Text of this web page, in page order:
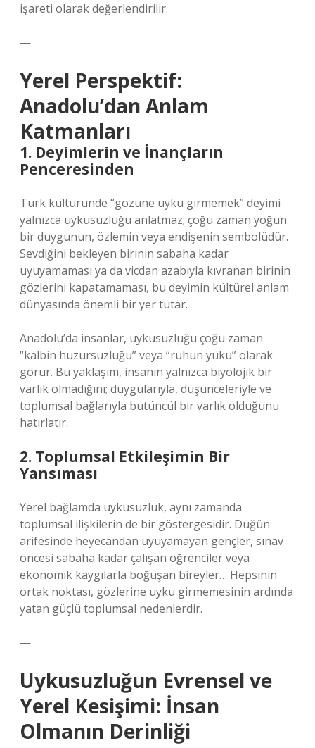
işareti olarak değerlendirilir.
—
Yerel Perspektif:
Anadolu’dan Anlam
Katmanları
1. Deyimlerin ve İnançların
Penceresinden
Türk kültüründe “gözüne uyku girmemek” deyimi
yalnızca uykusuzluğu anlatmaz; çoğu zaman yoğun
bir duygunun, özlemin veya endişenin sembolüdür.
Sevdiğini bekleyen birinin sabaha kadar
uyuyamaması ya da vicdan azabıyla kıvranan birinin
gözlerini kapatamaması, bu deyimin kültürel anlam
dünyasında önemli bir yer tutar.
Anadolu’da insanlar, uykusuzluğu çoğu zaman
“kalbin huzursuzluğu” veya “ruhun yükü” olarak
görür. Bu yaklaşım, insanın yalnızca biyolojik bir
varlık olmadığını; duygularıyla, düşünceleriyle ve
toplumsal bağlarıyla bütüncül bir varlık olduğunu
hatırlatır.
2. Toplumsal Etkileşimin Bir
Yansıması
Yerel bağlamda uykusuzluk, aynı zamanda
toplumsal ilişkilerin de bir göstergesidir. Düğün
arifesinde heyecandan uyuyamayan gençler, sınav
öncesi sabaha kadar çalışan öğrenciler veya
ekonomik kaygılarla boğuşan bireyler… Hepsinin
ortak noktası, gözlerine uyku girmemesinin ardında
yatan güçlü toplumsal nedenlerdir.
—
Uykusuzluğun Evrensel ve
Yerel Kesişimi: İnsan
Olmanın Derinliği